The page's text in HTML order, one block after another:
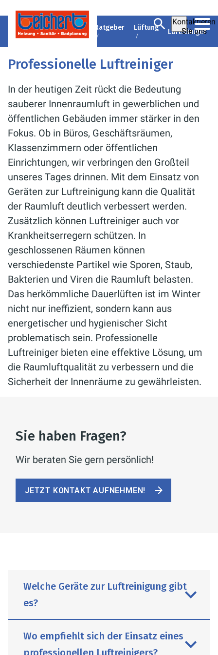
Kontaktieren
Sie uns
Heizung-Sanitär Teichert Ratgeber Lüftung Luftreiniger
Professionelle Luftreiniger
In der heutigen Zeit rückt die Bedeutung
sauberer Innenraumluft in gewerblichen und
öffentlichen Gebäuden immer stärker in den
Fokus. Ob in Büros, Geschäftsräumen,
Klassenzimmern oder öffentlichen
Einrichtungen, wir verbringen den Großteil
unseres Tages drinnen. Mit dem Einsatz von
Geräten zur Luftreinigung kann die Qualität
der Raumluft deutlich verbessert werden.
Zusätzlich können Luftreiniger auch vor
Krankheitserregern schützen. In
geschlossenen Räumen können
verschiedenste Partikel wie Sporen, Staub,
Bakterien und Viren die Raumluft belasten.
Das herkömmliche Dauerlüften ist im Winter
nicht nur ineffizient, sondern kann aus
energetischer und hygienischer Sicht
problematisch sein. Professionelle
Luftreiniger bieten eine effektive Lösung, um
die Raumluftqualität zu verbessern und die
Sicherheit der Innenräume zu gewährleisten.
Sie haben Fragen?
Wir beraten Sie gern persönlich!
JETZT KONTAKT AUFNEHMEN!
Welche Geräte zur Luftreinigung gibt
es?
Wo empfiehlt sich der Einsatz eines
professionellen Luftreinigers?